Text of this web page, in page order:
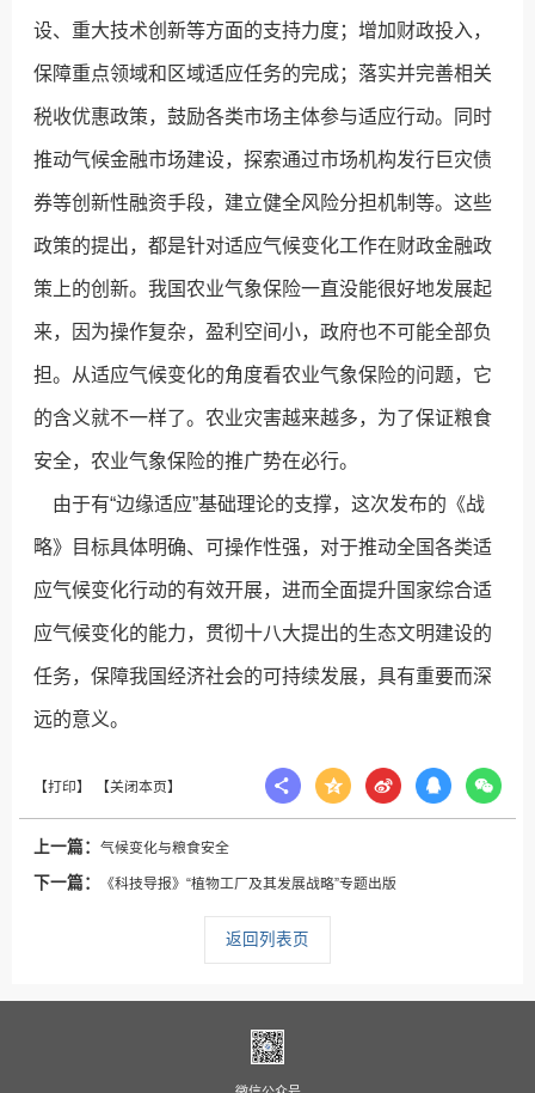
设、重大技术创新等方面的支持力度；增加财政投入，
保障重点领域和区域适应任务的完成；落实并完善相关
税收优惠政策，鼓励各类市场主体参与适应行动。同时
推动气候金融市场建设，探索通过市场机构发行巨灾债
券等创新性融资手段，建立健全风险分担机制等。这些
政策的提出，都是针对适应气候变化工作在财政金融政
策上的创新。我国农业气象保险一直没能很好地发展起
来，因为操作复杂，盈利空间小，政府也不可能全部负
担。从适应气候变化的角度看农业气象保险的问题，它
的含义就不一样了。农业灾害越来越多，为了保证粮食
安全，农业气象保险的推广势在必行。
由于有“边缘适应”基础理论的支撑，这次发布的《战
略》目标具体明确、可操作性强，对于推动全国各类适
应气候变化行动的有效开展，进而全面提升国家综合适
应气候变化的能力，贯彻十八大提出的生态文明建设的
任务，保障我国经济社会的可持续发展，具有重要而深
远的意义。
上一篇：气候变化与粮食安全
下一篇： 《科技导报》“植物工厂及其发展战略”专题出版
返回列表页